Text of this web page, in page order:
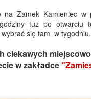
na Zamek Kamieniec w
tuż po otwarciu
się tam w tygodniu.
ciekawych
w zakładce